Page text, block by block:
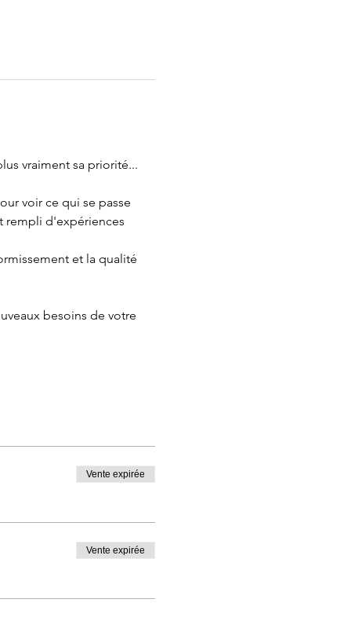
vraiment sa priorité...
voir ce qui se passe
rempli d'expériences
et la qualité
besoins de votre
Vente expirée
Vente expirée